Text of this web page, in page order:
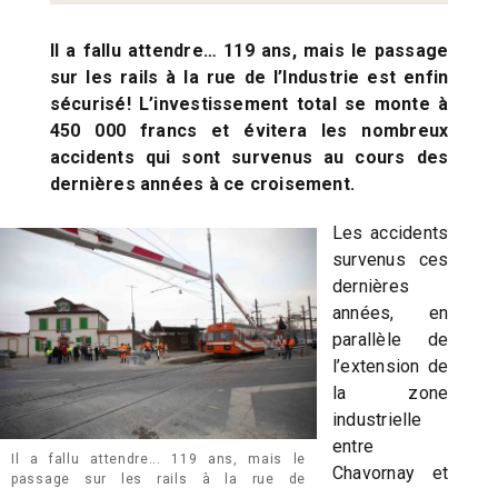
Il a fallu attendre… 119 ans, mais le passage
sur les rails à la rue de l’Industrie est enfin
sécurisé! L’investissement total se monte à
450 000 francs et évitera les nombreux
accidents qui sont survenus au cours des
dernières années à ce croisement.
Il a fallu attendre... 119 ans, mais le
passage sur les rails à la rue de
Les accidents
survenus ces
dernières
années, en
parallèle de
l’extension de
la zone
industrielle
entre
Chavornay et